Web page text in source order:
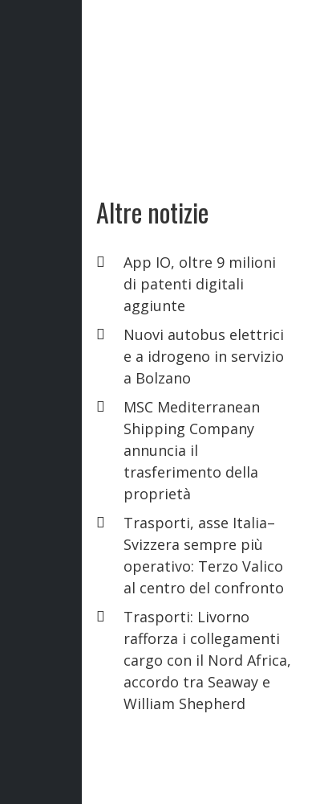
Altre notizie
App IO, oltre 9 milioni
di patenti digitali
aggiunte
Nuovi autobus elettrici
e a idrogeno in servizio
a Bolzano
MSC Mediterranean
Shipping Company
annuncia il
trasferimento della
proprietà
Trasporti, asse Italia–
Svizzera sempre più
operativo: Terzo Valico
al centro del confronto
Trasporti: Livorno
rafforza i collegamenti
cargo con il Nord Africa,
accordo tra Seaway e
William Shepherd